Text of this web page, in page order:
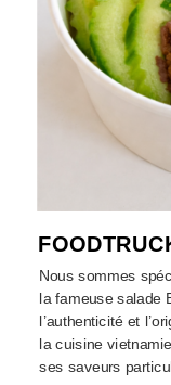
Nous sommes
la fameuse salade
l’authenticité et
la cuisine
ses saveurs